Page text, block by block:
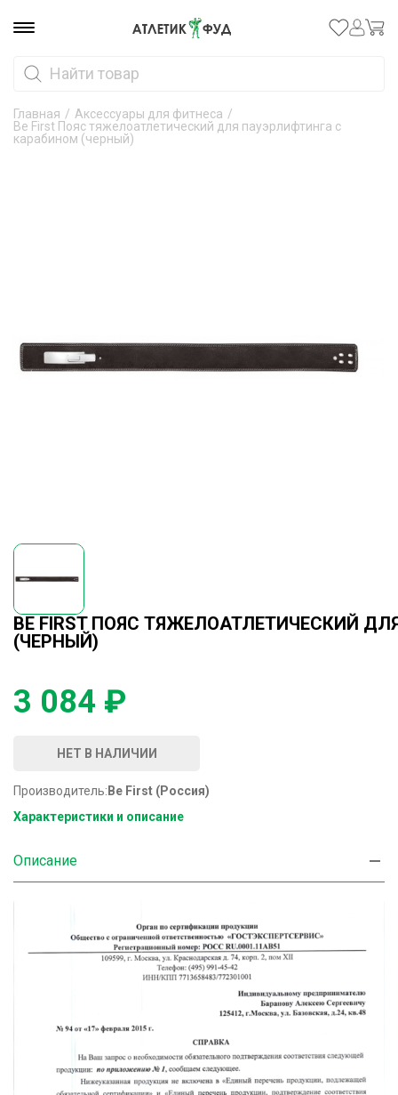
Главная / Аксессуары для фитнеса /
Be First Пояс тяжелоатлетический для пауэрлифтинга с
карабином (черный)
BE FIRST ПОЯС ТЯЖЕЛОАТЛЕТИЧЕСКИЙ
(ЧЕРНЫЙ)
3 084 ₽
НЕТ В НАЛИЧИИ
Производитель: Be First (Россия)
Характеристики и описание
Описание